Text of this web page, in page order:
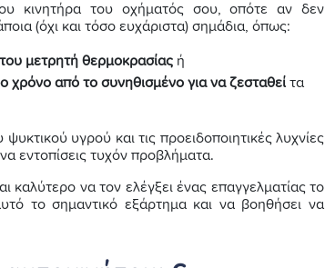
κινητήρα του οχήματός σου, οπότε αν δεν
(όχι και τόσο ευχάριστα) σημάδια, όπως:
μετρητή θερμοκρασίας ή
χρόνο από το συνηθισμένο για να ζεσταθεί τα
υγρού και τις προειδοποιητικές λυχνίες
να εντοπίσεις τυχόν προβλήματα.
καλύτερο να τον ελέγξει ένας επαγγελματίας το
το σημαντικό εξάρτημα και να βοηθήσει να